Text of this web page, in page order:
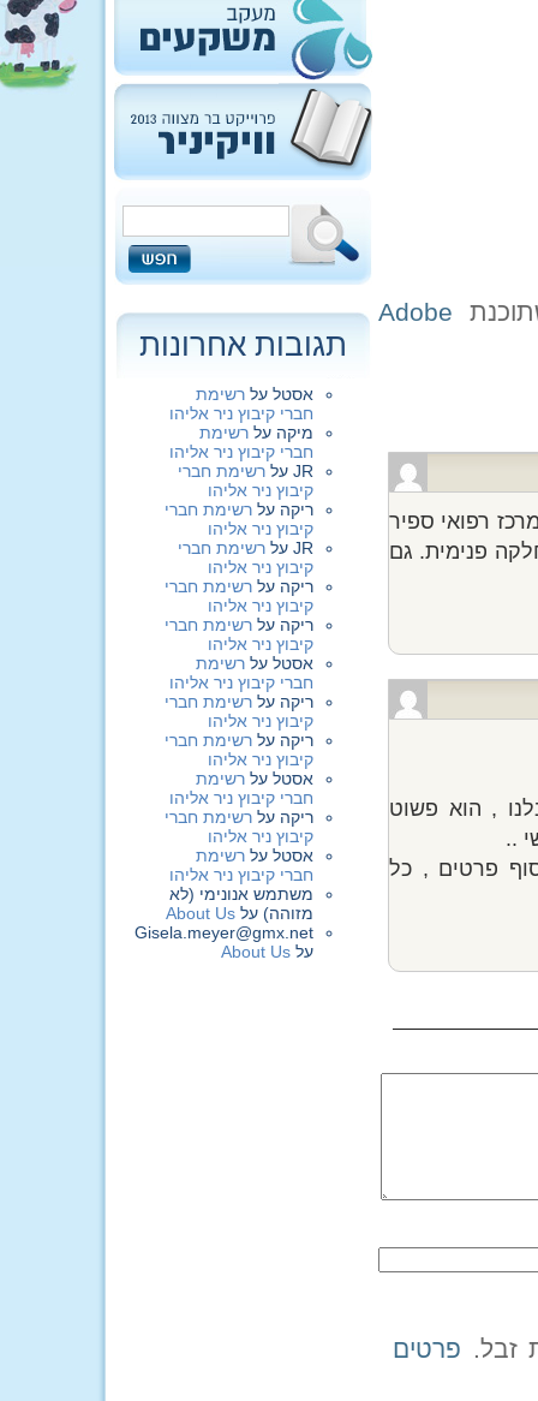
Adobe
רפואי ספיר
פנימית. גם
, הוא פשוט
..
פרטים , כל
פרטים
תגובות אחרונות
אסטל על רשימת
חברי קיבוץ ניר אליהו
מיקה על רשימת
חברי קיבוץ ניר אליהו
JR על רשימת חברי
קיבוץ ניר אליהו
ריקה על רשימת חברי
קיבוץ ניר אליהו
JR על רשימת חברי
קיבוץ ניר אליהו
ריקה על רשימת חברי
קיבוץ ניר אליהו
ריקה על רשימת חברי
קיבוץ ניר אליהו
אסטל על רשימת
חברי קיבוץ ניר אליהו
ריקה על רשימת חברי
קיבוץ ניר אליהו
ריקה על רשימת חברי
קיבוץ ניר אליהו
אסטל על רשימת
חברי קיבוץ ניר אליהו
ריקה על רשימת חברי
קיבוץ ניר אליהו
אסטל על רשימת
חברי קיבוץ ניר אליהו
משתמש אנונימי (לא
מזוהה) על About Us
Gisela.meyer@gmx.net
על About Us